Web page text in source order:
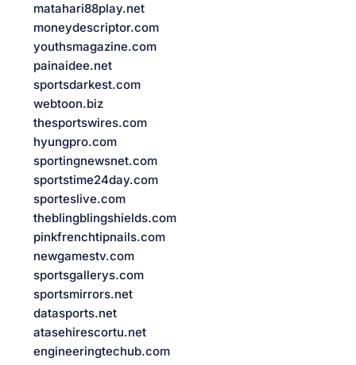
matahari88play.net
moneydescriptor.com
youthsmagazine.com
painaidee.net
sportsdarkest.com
webtoon.biz
thesportswires.com
hyungpro.com
sportingnewsnet.com
sportstime24day.com
sporteslive.com
theblingblingshields.com
pinkfrenchtipnails.com
newgamestv.com
sportsgallerys.com
sportsmirrors.net
datasports.net
atasehirescortu.net
engineeringtechub.com